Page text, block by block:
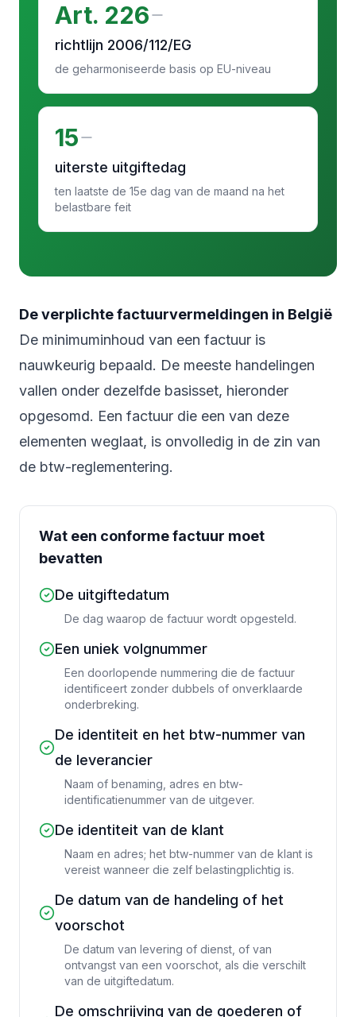
Art. 226
richtlijn 2006/112/EG
de geharmoniseerde basis op EU-niveau
15
uiterste uitgiftedag
ten laatste de 15e dag van de maand na het
belastbare feit
De verplichte factuurvermeldingen in België
De minimuminhoud van een factuur is
nauwkeurig bepaald. De meeste handelingen
vallen onder dezelfde basisset, hieronder
opgesomd. Een factuur die een van deze
elementen weglaat, is onvolledig in de zin van
de btw-reglementering.
Wat een conforme factuur moet
bevatten
De uitgiftedatum
De dag waarop de factuur wordt opgesteld.
Een uniek volgnummer
Een doorlopende nummering die de factuur
identificeert zonder dubbels of onverklaarde
onderbreking.
De identiteit en het btw-nummer van
de leverancier
Naam of benaming, adres en btw-
identificatienummer van de uitgever.
De identiteit van de klant
Naam en adres; het btw-nummer van de klant is
vereist wanneer die zelf belastingplichtig is.
De datum van de handeling of het
voorschot
De datum van levering of dienst, of van
ontvangst van een voorschot, als die verschilt
van de uitgiftedatum.
De omschrijving van de goederen of